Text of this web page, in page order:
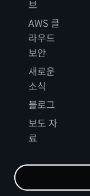
브
AWS 클
라우드
보안
새로운
소식
블로그
보도 자
료